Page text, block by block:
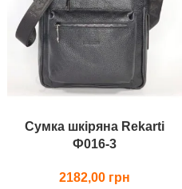
Сумка шкіряна Rekarti
Ф016-3
2182,00